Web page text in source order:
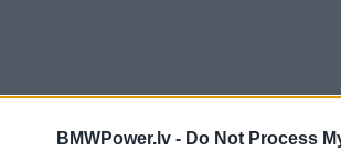
BMWPower.lv - Do Not Process